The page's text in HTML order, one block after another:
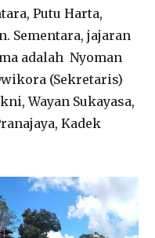
Putu Harta,
Sementara, jajaran
adalah Nyoman
(Sekretaris)
Wayan Sukayasa,
Kadek